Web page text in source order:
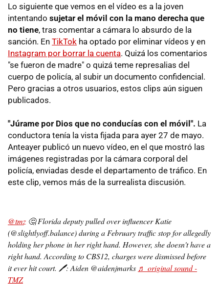
Lo siguiente que vemos en el vídeo es a la joven
intentando sujetar el móvil con la mano derecha que
no tiene, tras comentar a cámara lo absurdo de la
sanción. En TikTok ha optado por eliminar vídeos y en
Instagram por borrar la cuenta. Quizá los comentarios
"se fueron de madre" o quizá teme represalias del
cuerpo de policía, al subir un documento confidencial.
Pero gracias a otros usuarios, estos clips aún siguen
publicados.
"Júrame por Dios que no conducías con el móvil". La
conductora tenía la vista fijada para ayer 27 de mayo.
Anteayer publicó un nuevo vídeo, en el que mostró las
imágenes registradas por la cámara corporal del
policía, enviadas desde el departamento de tráfico. En
este clip, vemos más de la surrealista discusión.
@tmz 🤔 Florida deputy pulled over influencer Katie
(@slightlyoff.balance) during a February traffic stop for allegedly
holding her phone in her right hand. However, she doesn't have a
right hand. According to CBS12, charges were dismissed before
it ever hit court. 🖊️: Aiden @aidenjmarks ♬ original sound -
TMZ